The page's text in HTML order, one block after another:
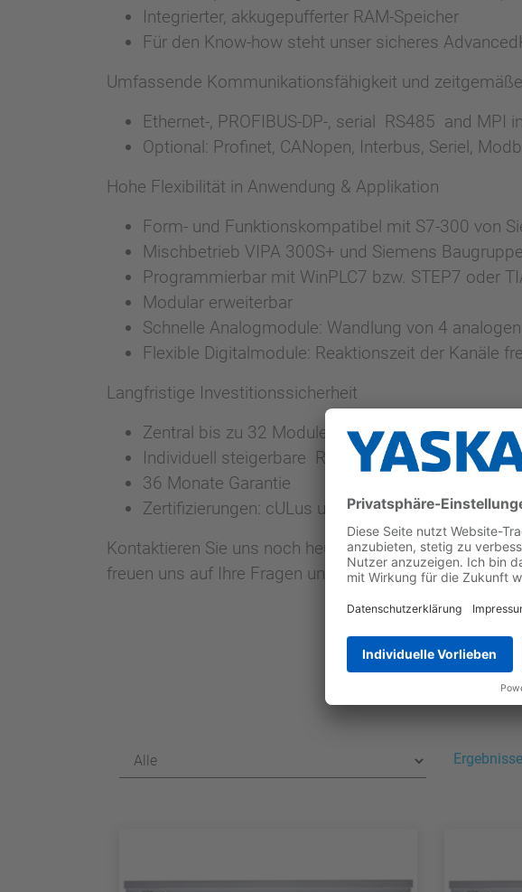
Integrierter, akkugepufferter RAM-Speicher
Für den Know-how steht unser sicheres
Umfassende Kommunikationsfähigkeit und
Ethernet-, PROFIBUS-DP-, serial RS485 and MPI
Optional: Profinet, CANopen, Interbus, Seriel,
Hohe Flexibilität in Anwendung & Applikation
Form- und Funktionskompatibel mit S7-300 von
Mischbetrieb VIPA 300S+ und Siemens
Programmierbar mit WinPLC7 bzw. STEP7 oder
Modular erweiterbar
Schnelle Analogmodule: Wandlung von 4
Flexible Digitalmodule: Reaktionszeit der Kanäle
Langfristige Investitionssicherheit
Zentral bis zu 32 Module einsetzbar - direkt an der
Individuell steigerbare Reserven in Leistung und
36 Monate Garantie
Zertifizierungen: cULus und CE
Kontaktieren Sie uns noch heute unter
freuen uns auf Ihre Fragen und Herausforderungen.